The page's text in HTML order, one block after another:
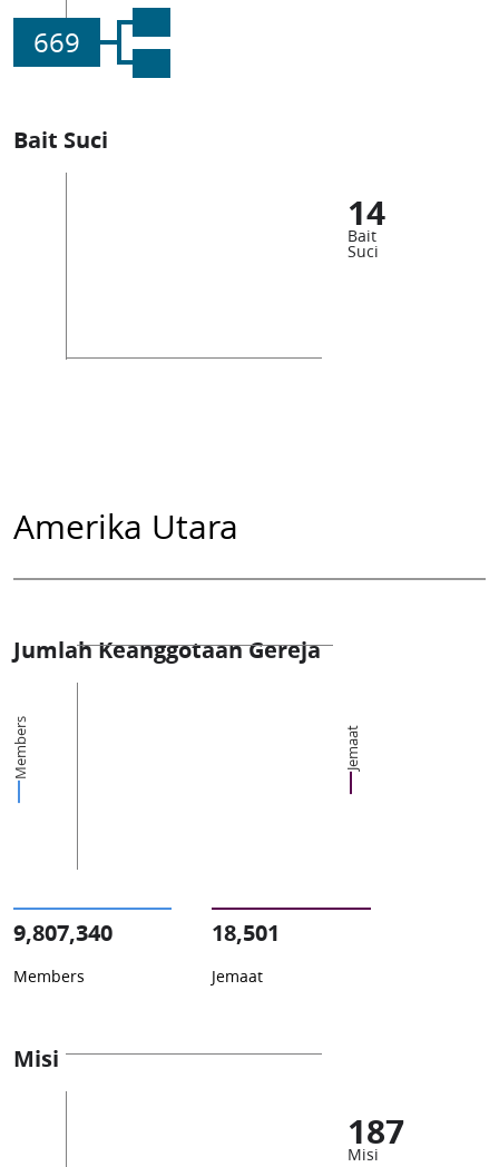
669
Bait Suci
14
Bait
Suci
Amerika Utara
Jumlah Keanggotaan Gereja
Members Jemaat
9,807,340
Members
18,501
Jemaat
Misi
187
Misi